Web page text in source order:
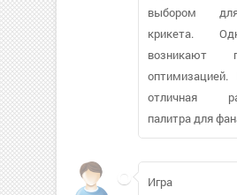
выбором
крикета.
возникают
отличная
палитра для
Игра